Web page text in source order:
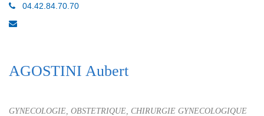
04.42.84.70.70
AGOSTINI Aubert
GYNECOLOGIE, OBSTETRIQUE, CHIRURGIE GYNECOLOGIQUE